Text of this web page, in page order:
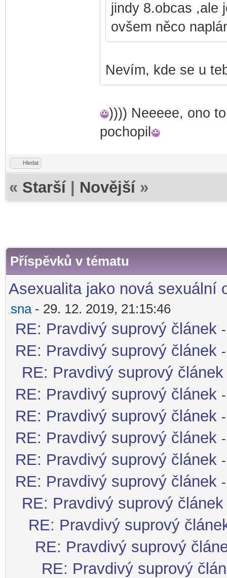
jindy 8.obcas ,ale
ovšem něco
Nevím, kde se u
)))) Neeeee, ono
pochopil
Hledat
« Starší Novější »
Příspěvků v tématu
Asexualita jako nová sexuální
diskusni-forum-
sna- 29. 12. 2019, 21:15:46
RE: Pravdivý suprový článek
RE: Pravdivý suprový článek
RE: Pravdivý suprový článek
RE: Pravdivý suprový článek
RE: Pravdivý suprový článek
RE: Pravdivý suprový článek
RE: Pravdivý suprový článek
RE: Pravdivý suprový článek
RE: Pravdivý suprový článek
RE: Pravdivý suprový
RE: Pravdivý suprový
RE: Pravdivý suprový